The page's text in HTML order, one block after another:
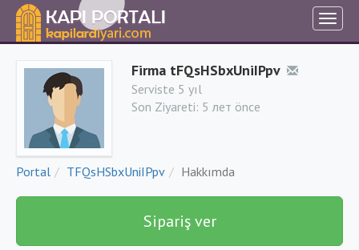
Firma tFQsHSbxUniIPpv
Serviste 5 yıl
Son Ziyareti: 5 лет önce
Portal TFQsHSbxUniIPpv Hakkımda
Sipariş ver